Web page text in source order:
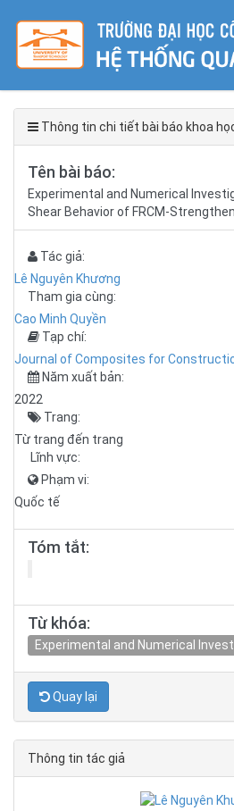
Thông tin chi tiết bài báo khoa
Tên bài báo:
Experimental and Numerical
Shear Behavior of FRCM-
Tác giả:
Lê Nguyên Khương
Tham gia cùng:
Cao Minh Quyền
Tạp chí:
Journal of Composites for
Năm xuất bản:
2022
Trang:
Từ trang đến trang
Lĩnh vực:
Phạm vi:
Quốc tế
Tóm tắt:
Từ khóa:
Experimental and Numerical
Quay lại
Thông tin tác giả